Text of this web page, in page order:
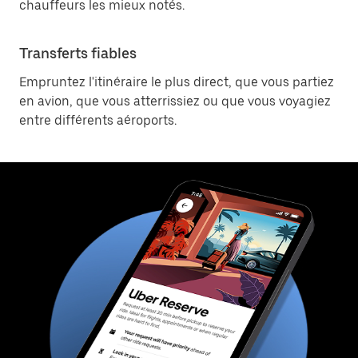
chauffeurs les mieux notés.
Transferts fiables
Empruntez l'itinéraire le plus direct, que vous partiez
en avion, que vous atterrissiez ou que vous voyagiez
entre différents aéroports.